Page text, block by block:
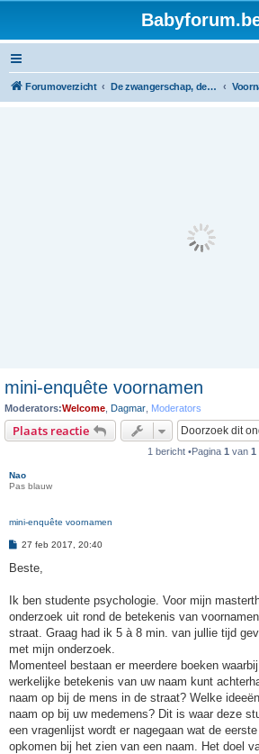
Forumoverzicht De zwangerschap, de geboorte en de baby
mini-enquête voornamen
Moderators:Welcome Dagmar Moderators
Plaats reactie
1 bericht •Pagina 1 van 1
Nao
Pas blauw
mini-enquête voornamen
B
r
h
27 feb 2017, 20:40
Beste,
Ik ben studente psychologie. Voor mijn
onderzoek uit rond de betekenis van
straat. Graag had ik 5 à 8 min. van jullie tijd
met mijn onderzoek.
Momenteel bestaan er meerdere boeken
werkelijke betekenis van uw naam kunt
naam op bij de mens in de straat? Welke
naam op bij uw medemens? Dit is waar deze
een vragenlijst wordt er nagegaan wat de
opkomen bij het zien van een naam. Het doel